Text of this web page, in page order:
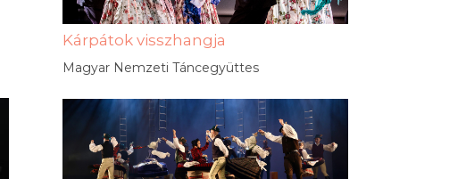
Kárpátok visszhangja
Magyar Nemzeti Táncegyüttes